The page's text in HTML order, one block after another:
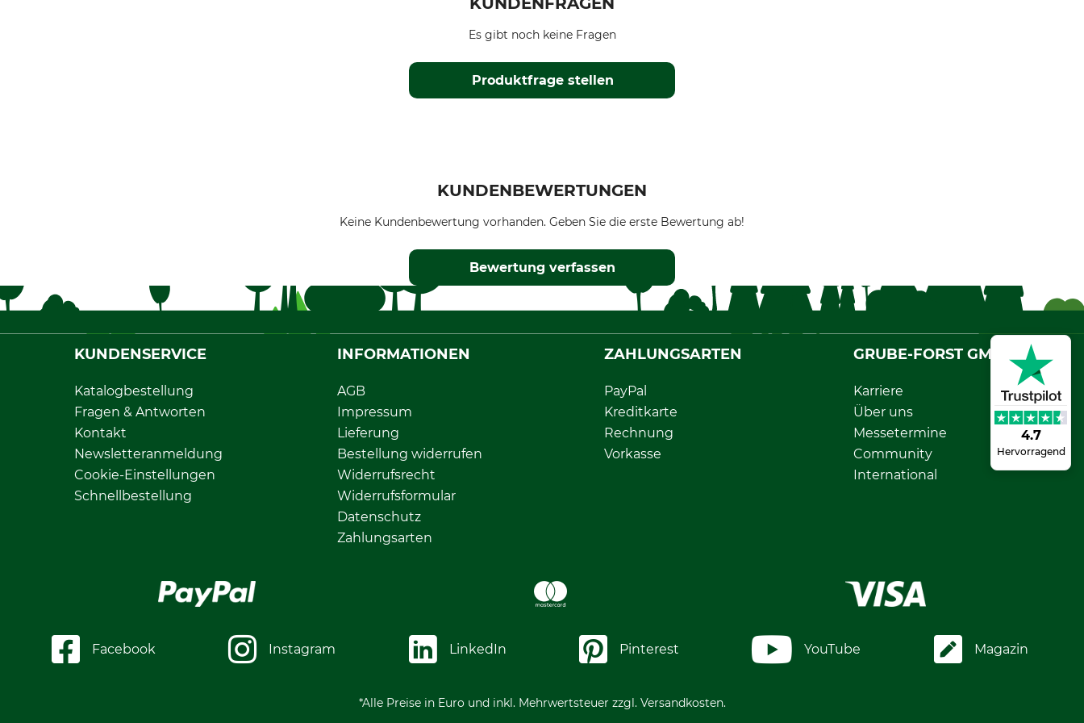
4.7
Hervorragend
Produktfrage stellen
Es gibt noch keine Fragen
KUNDENBEWERTUNGEN
Keine Kundenbewertung vorhanden. Geben Sie die erste Bewertung ab!
Bewertung verfassen
KUNDENSERVICE
Katalogbestellung
Fragen & Antworten
Kontakt
Newsletteranmeldung
Cookie-Einstellungen
Schnellbestellung
INFORMATIONEN
AGB
Impressum
Lieferung
Bestellung widerrufen
Widerrufsrecht
Widerrufsformular
Datenschutz
Zahlungsarten
ZAHLUNGSARTEN
PayPal
Kreditkarte
Rechnung
Vorkasse
GRUBE-FORST GMBH
Karriere
Über uns
Messetermine
Community
International
Facebook Instagram LinkedIn Pinterest YouTube Magazin
*Alle Preise in Euro und inkl. Mehrwertsteuer zzgl. Versandkosten.